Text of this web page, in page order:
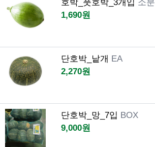
호박_풋호박_3개입 소분
1,690원
단호박_낱개 EA
2,270원
단호박_망_7입 BOX
9,000원